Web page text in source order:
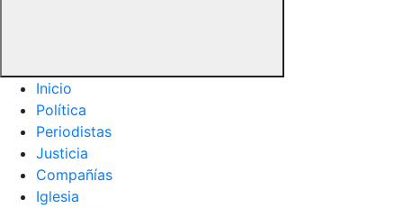
Inicio
Política
Periodistas
Justicia
Compañías
Iglesia